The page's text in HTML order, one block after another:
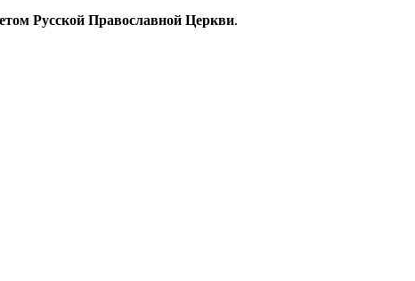
Русской Православной Церкви.